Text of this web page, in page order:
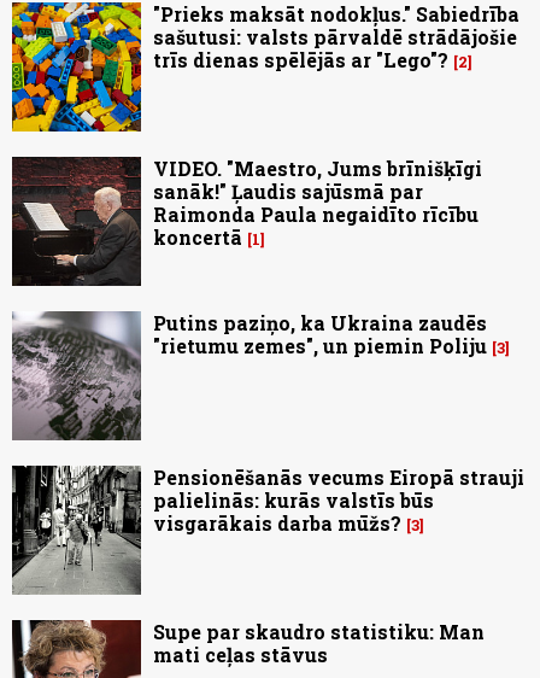
"Prieks maksāt nodokļus." Sabiedrība
sašutusi: valsts pārvaldē strādājošie
trīs dienas spēlējās ar "Lego"?
2
VIDEO. "Maestro, Jums brīnišķīgi
sanāk!" Ļaudis sajūsmā par
Raimonda Paula negaidīto rīcību
koncertā
1
Putins paziņo, ka Ukraina zaudēs
"rietumu zemes", un piemin Poliju 3
Pensionēšanās vecums Eiropā strauji
palielinās: kurās valstīs būs
visgarākais darba mūžs? 3
Supe par skaudro statistiku: Man
mati ceļas stāvus